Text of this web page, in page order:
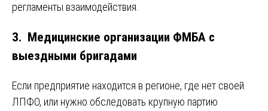
регламенты взаимодействия.
3. Медицинские организации ФМБА с
выездными бригадами
Если предприятие находится в регионе, где нет своей
ЛПФО, или нужно обследовать крупную партию